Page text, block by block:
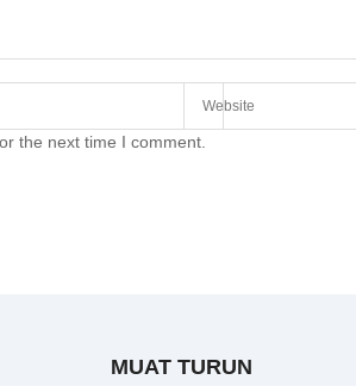
the next time I comment.
MUAT TURUN